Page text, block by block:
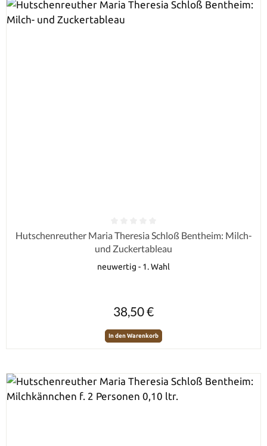
Durchschnittliche Bewertung von 0 von 5 Sternen
Hutschenreuther Maria Theresia Schloß Bentheim: Milch-
und Zuckertableau
neuwertig - 1. Wahl
38,50 €
In den Warenkorb